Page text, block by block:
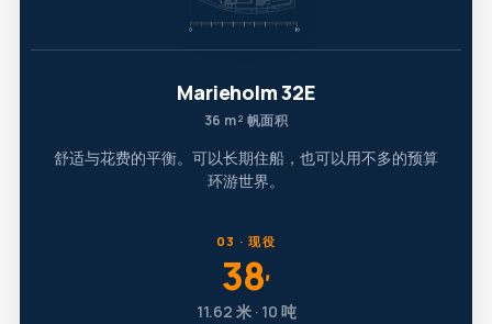
Marieholm 32E
36 m² 帆面积
舒适与花费的平衡。可以长期住船，也可以用不多的预算
环游世界。
03 · 现役
38′
11.62 米 · 10 吨